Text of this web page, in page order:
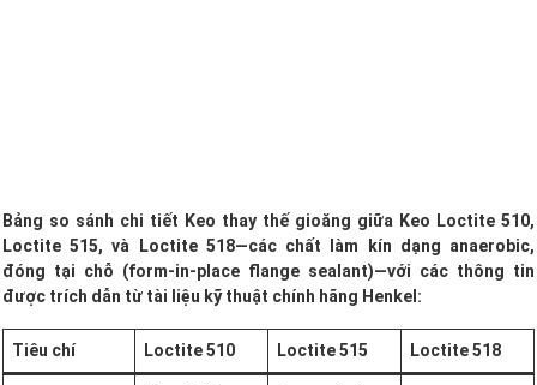
Bảng so sánh chi tiết Keo thay thế gioăng giữa Keo Loctite 510,
Loctite 515, và Loctite 518—các chất làm kín dạng anaerobic,
đóng tại chỗ (form-in-place flange sealant)—với các thông tin
được trích dẫn từ tài liệu kỹ thuật chính hãng Henkel:
Tiêu chí Loctite 510 Loctite 515 Loctite 518